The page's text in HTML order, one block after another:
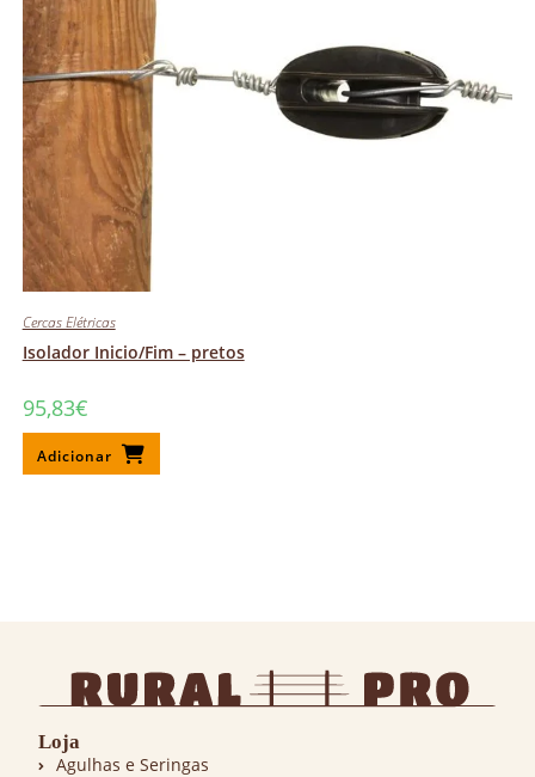
Cercas Elétricas
Isolador Inicio/Fim – pretos
95,83€
Adicionar
Loja
Agulhas e Seringas